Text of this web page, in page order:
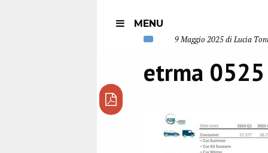
MENU
9 Maggio 2025 di Lucia
etrma 0525